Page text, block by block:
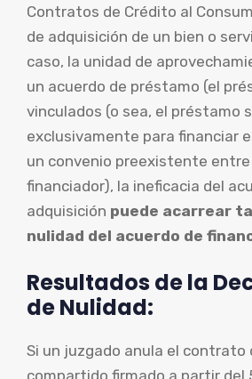
Contratos de Crédito al
de adquisición de un bien o
caso, la unidad de
un acuerdo de préstamo (el
vinculados (o sea, el préstamo
exclusivamente para financiar
un convenio preexistente entre
financiador), la ineficacia del
adquisición puede acarrear
nulidad del acuerdo de
Resultados de la
de Nulidad:
Si un juzgado anula el contrato
compartido firmado a partir del